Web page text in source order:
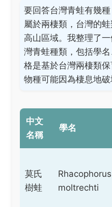
要回答台灣青蛙有幾
屬於兩棲類，台灣的
高山區域。我整理了
灣青蛙種類，包括學
格是基於台灣兩棲類
物種可能因為棲息地破
中文
名稱
學名
莫氏
樹蛙
Rhacophorus
moltrechti